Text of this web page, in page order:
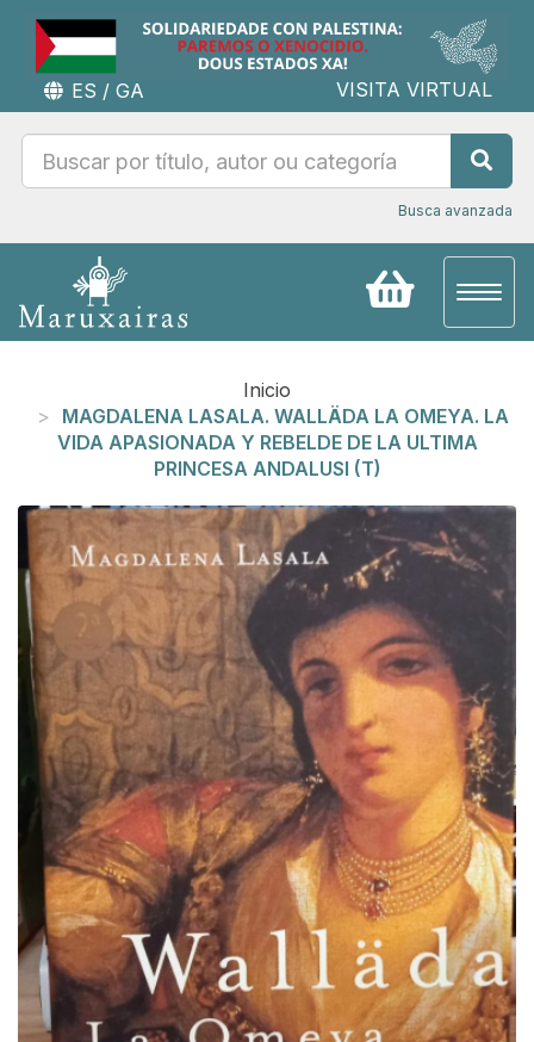
ES / GA VISITA VIRTUAL
Busca avanzada
Inicio
MAGDALENA LASALA. WALLÄDA LA OMEYA. LA
VIDA APASIONADA Y REBELDE DE LA ULTIMA
PRINCESA ANDALUSI (T)